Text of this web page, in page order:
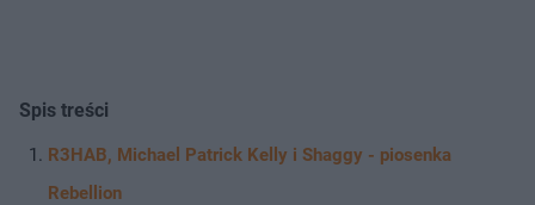
Spis treści
R3HAB, Michael Patrick Kelly i Shaggy - piosenka
Rebellion